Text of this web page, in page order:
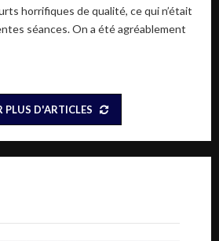
horrifiques de qualité, ce qui n’était
séances. On a été agréablement
PLUS D'ARTICLES